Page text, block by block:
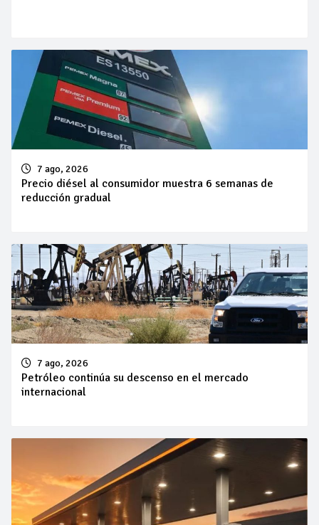
7 ago, 2026
Precio diésel al consumidor muestra 6 semanas de
reducción gradual
7 ago, 2026
Petróleo continúa su descenso en el mercado
internacional